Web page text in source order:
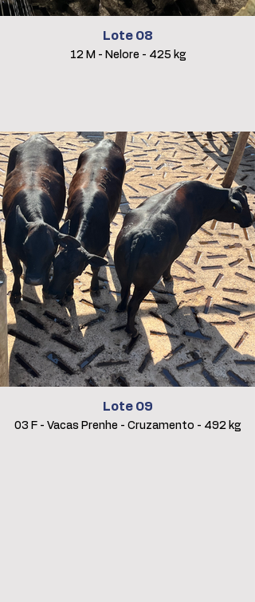
Lote 08
12 M - Nelore - 425 kg
Lote 09
03 F - Vacas Prenhe - Cruzamento - 492 kg